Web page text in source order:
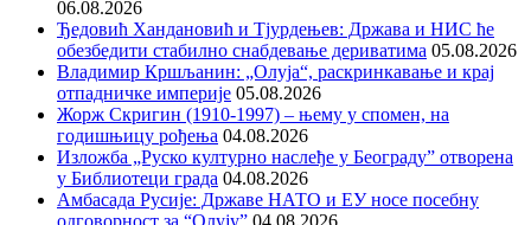
06.08.2026
Ђедовић Хандановић и Тјурдењев: Држава и НИС ће
обезбедити стабилно снабдевање дериватима 05.08.2026
Владимир Кршљанин: „Олуја“, раскринкавање и крај
отпадничке империје 05.08.2026
Жорж Скригин (1910-1997) – њему у спомен, на
годишњицу рођења 04.08.2026
Изложба „Руско културно наслеђе у Београду” отворена
у Библиотеци града 04.08.2026
Амбасада Русије: Државе НАТО и ЕУ носе посебну
одговорност за “Олују” 04.08.2026